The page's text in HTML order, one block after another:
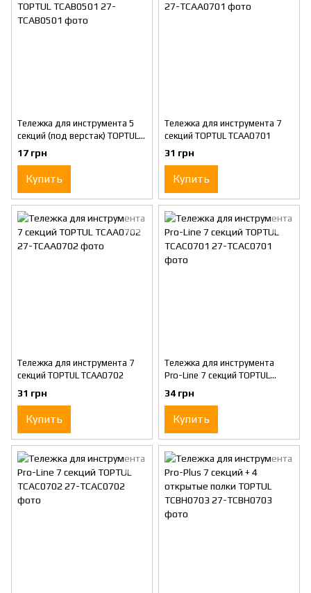
Тележка для инструмента 5
секций (под верстак) TOPTUL
TCAB0501
17 грн
Купить
Тележка для инструмента 7
секций TOPTUL TCAA0701
31 грн
Купить
Тележка для инструмента 7
секций TOPTUL TCAA0702
31 грн
Купить
Тележка для инструмента
Pro-Line 7 секций TOPTUL
TCAC0701
34 грн
Купить